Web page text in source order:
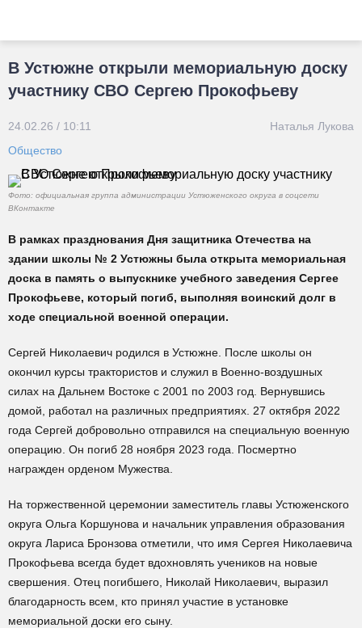
В Устюжне открыли мемориальную доску
участнику СВО Сергею Прокофьеву
24.02.26 / 10:11
Наталья Лукова
Общество
Фото: официальная группа администрации Устюженского округа в соцсети
ВКонтакте
В рамках празднования Дня защитника Отечества на
здании школы № 2 Устюжны была открыта мемориальная
доска в память о выпускнике учебного заведения Сергее
Прокофьеве, который погиб, выполняя воинский долг в
ходе специальной военной операции.
Сергей Николаевич родился в Устюжне. После школы он
окончил курсы трактористов и служил в Военно-воздушных
силах на Дальнем Востоке с 2001 по 2003 год. Вернувшись
домой, работал на различных предприятиях. 27 октября 2022
года Сергей добровольно отправился на специальную военную
операцию. Он погиб 28 ноября 2023 года. Посмертно
награжден орденом Мужества.
На торжественной церемонии заместитель главы Устюженского
округа Ольга Коршунова и начальник управления образования
округа Лариса Бронзова отметили, что имя Сергея Николаевича
Прокофьева всегда будет вдохновлять учеников на новые
свершения. Отец погибшего, Николай Николаевич, выразил
благодарность всем, кто принял участие в установке
мемориальной доски его сыну.